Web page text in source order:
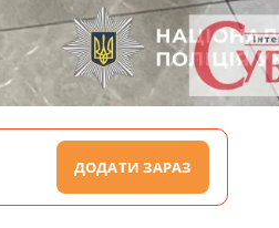
ДОДАТИ ЗАРАЗ